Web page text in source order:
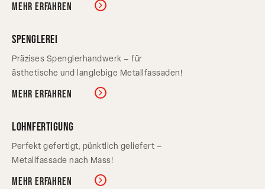
Mehr erfahren
Spenglerei
Präzises Spenglerhandwerk – für
ästhetische und langlebige Metallfassaden!
Mehr erfahren
Lohnfertigung
Perfekt gefertigt, pünktlich geliefert –
Metallfassade nach Mass!
Mehr erfahren